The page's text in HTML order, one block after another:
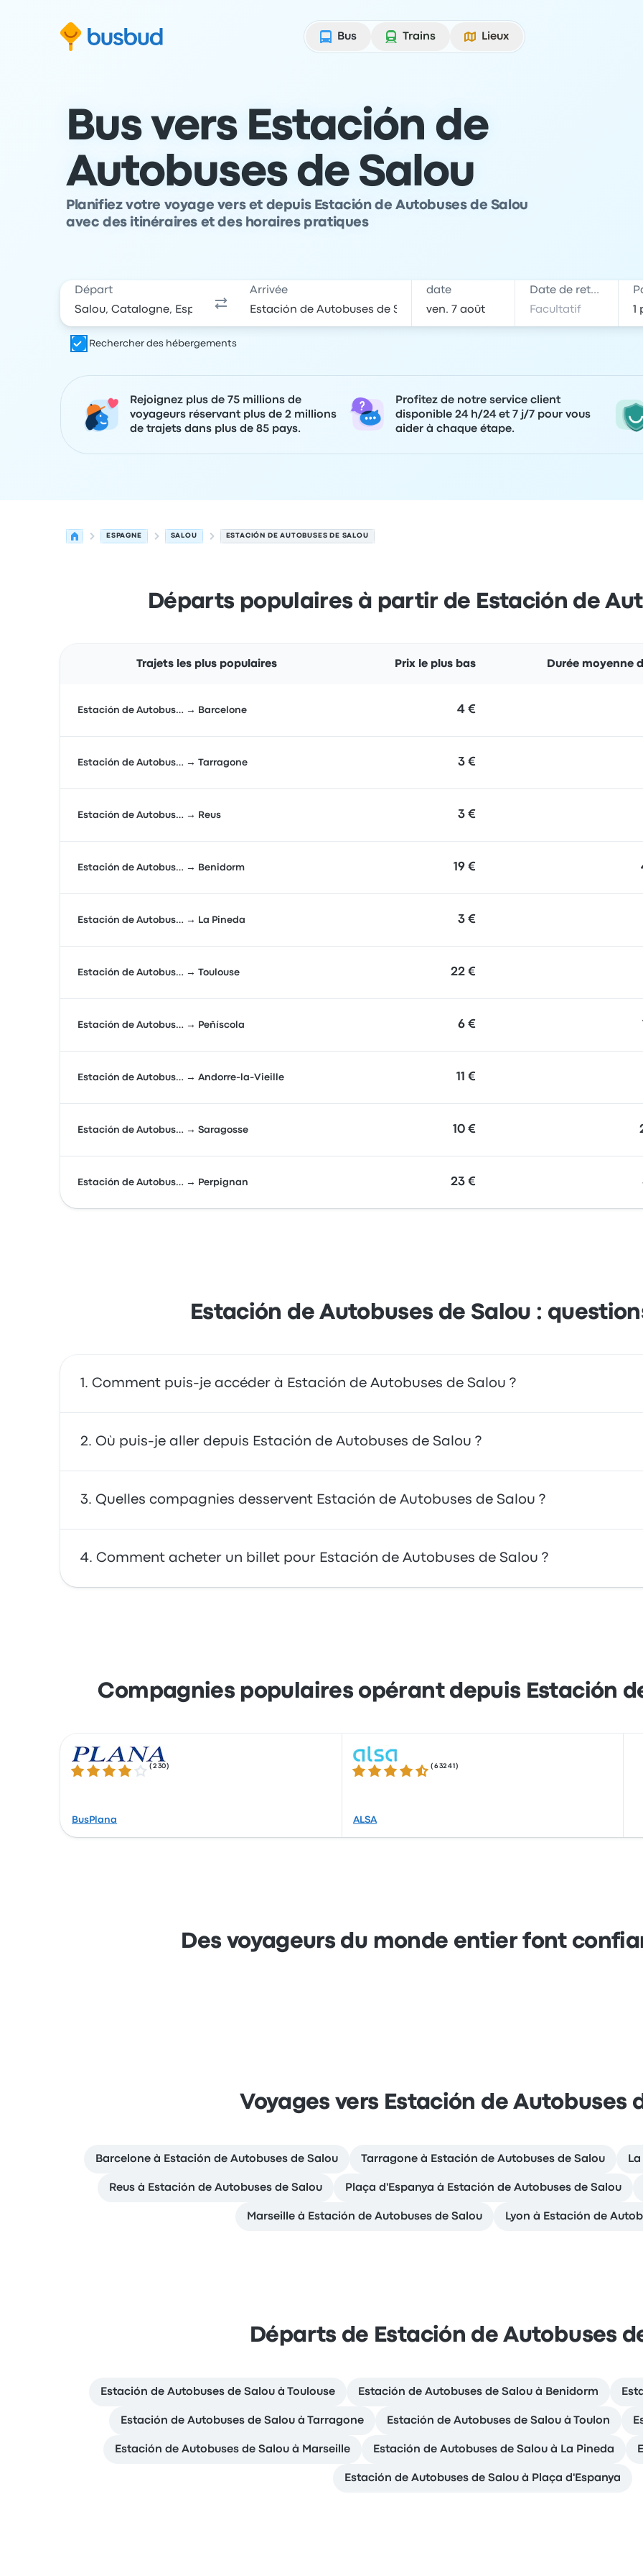
Bus
Trains Lieux
Bus vers Estación de
Autobuses de Salou
Planifiez votre voyage vers et depuis Estación de Autobuses de Salou
avec des itinéraires et des horaires pratiques
Départ Arrivée date Date de retour
Rechercher des hébergements
Rejoignez plus de 75 millions de
voyageurs réservant plus de 2 millions
de trajets dans plus de 85 pays.
Profitez de notre service client
disponible 24 h/24 et 7 j/7 pour vous
aider à chaque étape.
ESPAGNE SALOU ESTACIÓN DE AUTOBUSES DE SALOU
Départs populaires à partir de Estación de
Trajets les plus populaires Prix le plus bas Durée moyenne
Estación de Autobus… → Barcelone 4 €
Estación de Autobus… → Tarragone 3 €
Estación de Autobus… → Reus 3 €
Estación de Autobus… → Benidorm 19 €
Estación de Autobus… → La Pineda 3 €
Estación de Autobus… → Toulouse 22 €
Estación de Autobus… → Peñíscola 6 €
Estación de Autobus… → Andorre-la-Vieille 11 €
Estación de Autobus… → Saragosse 10 €
Estación de Autobus… → Perpignan 23 €
Estación de Autobuses de Salou :
Comment puis-je accéder à Estación de Autobuses de Salou ?
Vous déplacer en bus vous offre un accès direct à votre destination. Vous pouvez également prendre
Où puis-je aller depuis Estación de Autobuses de Salou ?
Depuis Estación de Autobuses de Salou, vous pouvez voyager vers de nombreuses destinations, les
Aéroport de Barcelone et BARCELONA PLAZA CATALUNYA. Utilisez notre outil de recherche pour
voyage.
Quelles compagnies desservent Estación de Autobuses de Salou ?
Vous pouvez vous rendre à Estación de Autobuses de Salou via BusPlana ou ALSA. Ces compagnies
Comment acheter un billet pour Estación de Autobuses de Salou ?
Compagnies populaires opérant depuis Estación
4.1 sur 5 étoiles ( 230 )
BusPlana
4.3 sur 5 étoiles( 63241 )
ALSA
Des voyageurs du monde entier font
Voyages vers Estación de Autobuses
Barcelone à Estación de Autobuses de Salou Tarragone à Estación de Autobuses de Salou
Reus à Estación de Autobuses de Salou Plaça d'Espanya à Estación de Autobuses de Salou
Marseille à Estación de Autobuses de Salou Lyon à Estación de
Départs de Estación de Autobuses
Estación de Autobuses de Salou à Toulouse Estación de Autobuses de Salou à Benidorm
Estación de Autobuses de Salou à Tarragone Estación de Autobuses de Salou à Toulon
Estación de Autobuses de Salou à Marseille Estación de Autobuses de Salou à La Pineda
Estación de Autobuses de Salou à Plaça d'Espanya